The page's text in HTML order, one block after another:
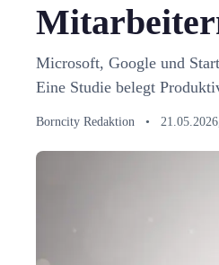
Microsoft, Google und
Eine Studie belegt
Borncity Redaktion •